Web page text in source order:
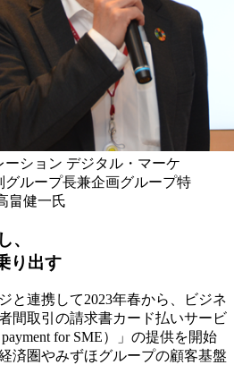
ション デジタル・マーケ
グループ長兼企画グループ特
畠健一氏
、
り出す
と連携して2023年春から、ビジネ
間取引の請求書カード払いサービ
for SME）」の提供を開始
済圏やみずほグループの顧客基盤